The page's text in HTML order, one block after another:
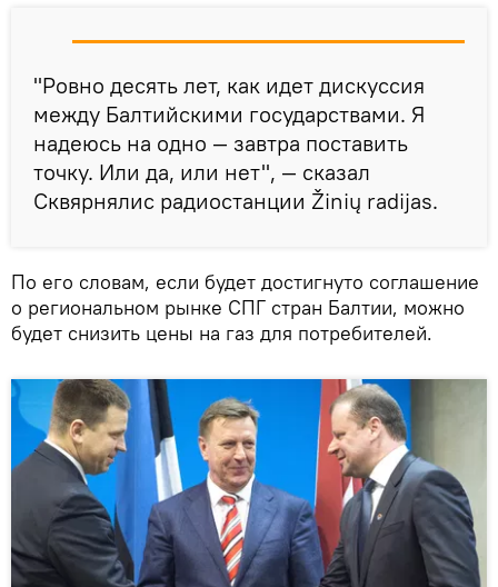
"Ровно десять лет, как идет дискуссия
между Балтийскими государствами. Я
надеюсь на одно — завтра поставить
точку. Или да, или нет", — сказал
Сквярнялис радиостанции Žinių radijas.
По его словам, если будет достигнуто соглашение
о региональном рынке СПГ стран Балтии, можно
будет снизить цены на газ для потребителей.